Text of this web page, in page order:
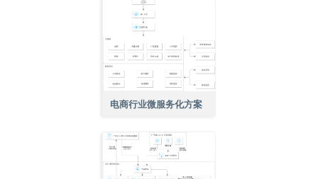
电商行业微服务化方案